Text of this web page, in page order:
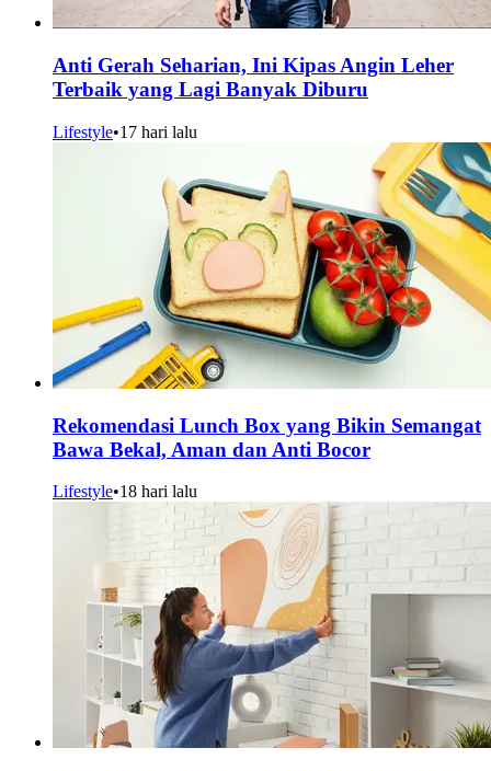
Anti Gerah Seharian, Ini Kipas Angin Leher
Terbaik yang Lagi Banyak Diburu
Lifestyle•17 hari lalu
Rekomendasi Lunch Box yang Bikin Semangat
Bawa Bekal, Aman dan Anti Bocor
Lifestyle•18 hari lalu